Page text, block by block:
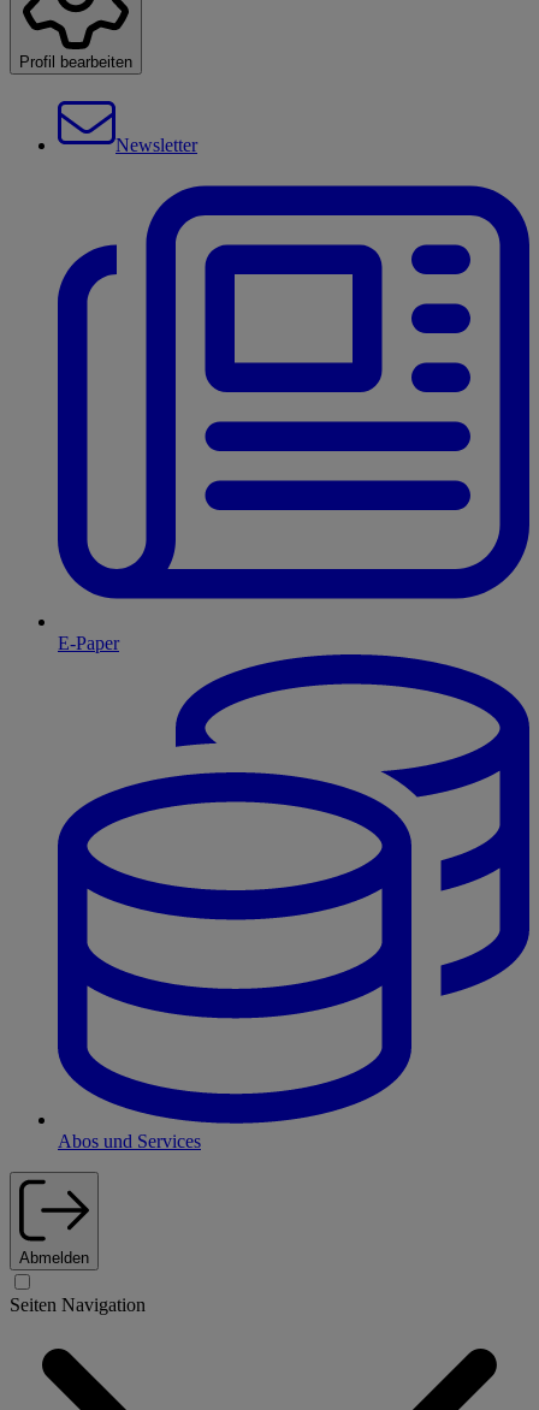
Profil bearbeiten
Newsletter
E-Paper
Abos und Services
Abmelden
Seiten Navigation